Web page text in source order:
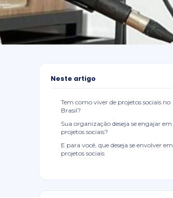
Neste artigo
Tem como viver de projetos sociais no
Brasil?
Sua organização deseja se engajar em
projetos sociais?
E para você, que deseja se envolver em
projetos sociais